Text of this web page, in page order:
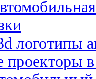
логотипы